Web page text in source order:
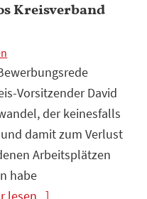
Kreisverband
Vorsitzender David
der keinesfalls
damit zum Verlust
Arbeitsplätzen
habe